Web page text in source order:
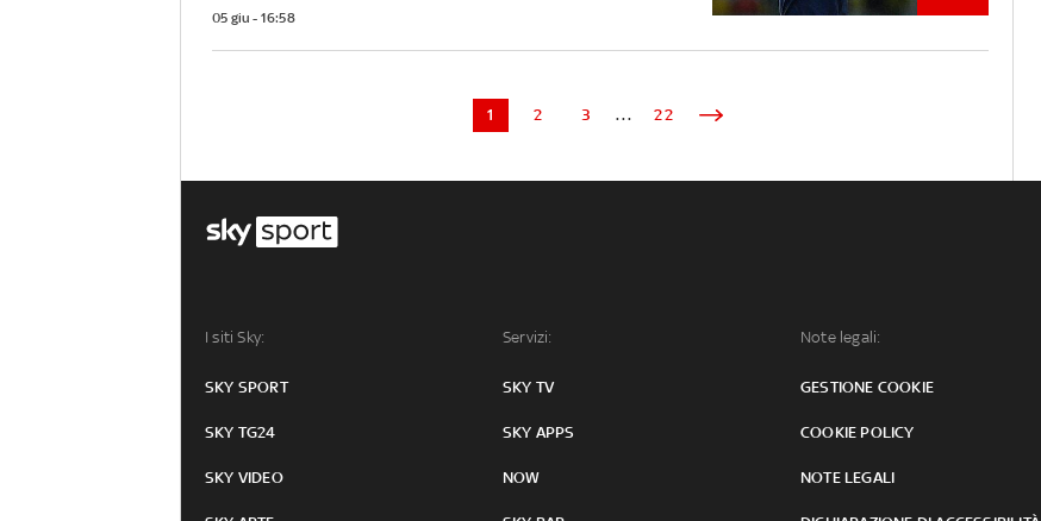
05 giu - 16:58
1 2 3 ... 22
I siti Sky:
SKY SPORT
SKY TG24
SKY VIDEO
Servizi:
SKY TV
SKY APPS
NOW
Note legali:
GESTIONE COOKIE
COOKIE POLICY
NOTE LEGALI